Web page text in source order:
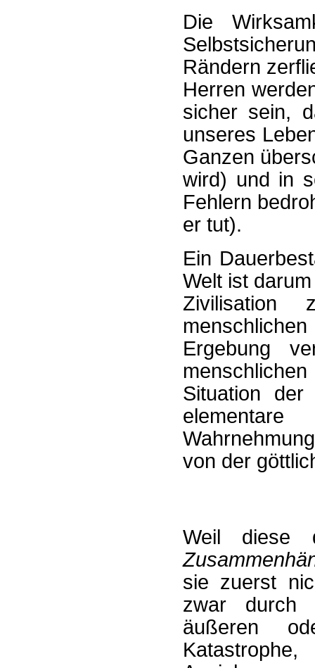
Die
Rändern
Herren
sicher sein,
unseres
Ganzen
wird) und in
Fehlern
er tut).
Ein
Welt ist
Zivilisation
Ergebung
Situation
von der
Weil diese
sie zuerst
zwar durch
äußeren